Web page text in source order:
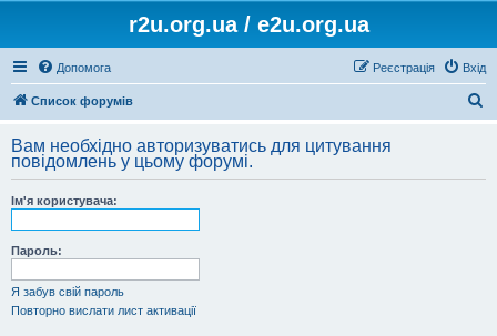
r2u.org.ua / e2u.org.ua
Допомога Вхід
Реєстрація
Список форумів
у
Вам необхідно авторизуватись для цитування
повідомлень у цьому форумі.
Ім'я користувача:
Пароль:
Я забув свій пароль
Повторно вислати лист активації